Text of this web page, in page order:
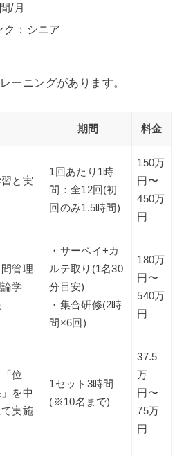
/月
ク：シニア
ーニングがあります。
期間 料金
と実
1回あたり1時
間：全12回(初
回のみ1.5時間)
150万
円〜
450万
円
管理
学
・サーベイ+カ
ルテ取り(1名30
分目安)
・集合研修(2時
間×6回)
180万
円〜
540万
円
位
を中
実施
1セット3時間
(※10名まで)
37.5
万
円〜
75万
円